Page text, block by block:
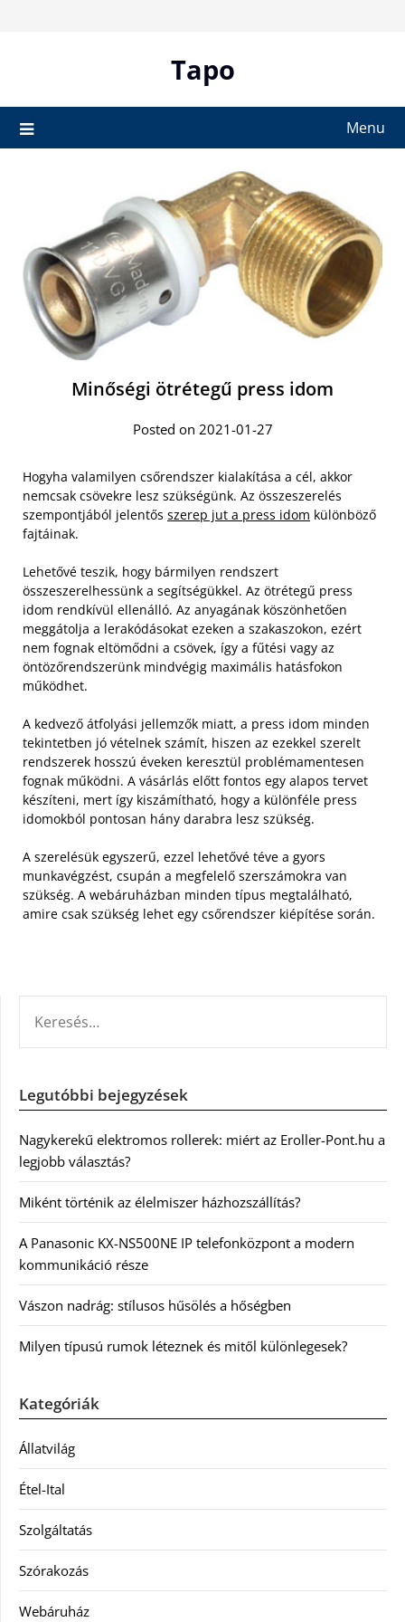
Tapo
Menu
Minőségi ötrétegű press idom
Posted on 2021-01-27
Hogyha valamilyen csőrendszer kialakítása a cél, akkor
nemcsak csövekre lesz szükségünk. Az összeszerelés
szempontjából jelentős szerep jut a press idom különböző
fajtáinak.
Lehetővé teszik, hogy bármilyen rendszert
összeszerelhessünk a segítségükkel. Az ötrétegű press
idom rendkívül ellenálló. Az anyagának köszönhetően
meggátolja a lerakódásokat ezeken a szakaszokon, ezért
nem fognak eltömődni a csövek, így a fűtési vagy az
öntözőrendszerünk mindvégig maximális hatásfokon
működhet.
A kedvező átfolyási jellemzők miatt, a press idom minden
tekintetben jó vételnek számít, hiszen az ezekkel szerelt
rendszerek hosszú éveken keresztül problémamentesen
fognak működni. A vásárlás előtt fontos egy alapos tervet
készíteni, mert így kiszámítható, hogy a különféle press
idomokból pontosan hány darabra lesz szükség.
A szerelésük egyszerű, ezzel lehetővé téve a gyors
munkavégzést, csupán a megfelelő szerszámokra van
szükség. A webáruházban minden típus megtalálható,
amire csak szükség lehet egy csőrendszer kiépítése során.
Legutóbbi bejegyzések
Nagykerekű elektromos rollerek: miért az Eroller-Pont.hu a
legjobb választás?
Miként történik az élelmiszer házhozszállítás?
A Panasonic KX-NS500NE IP telefonközpont a modern
kommunikáció része
Vászon nadrág: stílusos hűsölés a hőségben
Milyen típusú rumok léteznek és mitől különlegesek?
Kategóriák
Állatvilág
Étel-Ital
Szolgáltatás
Szórakozás
Webáruház